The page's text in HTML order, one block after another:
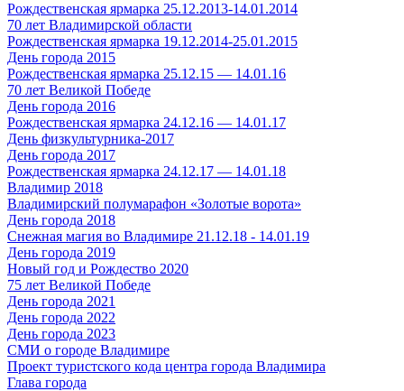
Рождественская ярмарка 25.12.2013-14.01.2014
70 лет Владимирской области
Рождественская ярмарка 19.12.2014-25.01.2015
День города 2015
Рождественская ярмарка 25.12.15 — 14.01.16
70 лет Великой Победе
День города 2016
Рождественская ярмарка 24.12.16 — 14.01.17
День физкультурника-2017
День города 2017
Рождественская ярмарка 24.12.17 — 14.01.18
Владимир 2018
Владимирский полумарафон «Золотые ворота»
День города 2018
Снежная магия во Владимире 21.12.18 - 14.01.19
День города 2019
Новый год и Рождество 2020
75 лет Великой Победе
День города 2021
День города 2022
День города 2023
СМИ о городе Владимире
Проект туристского кода центра города Владимира
Глава города